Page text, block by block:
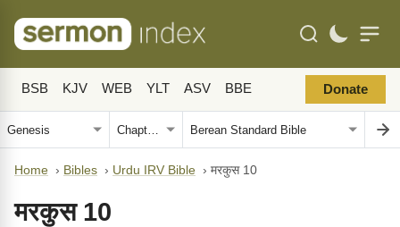
BSB KJV WEB YLT ASV BBE Donate
Home › Bibles › Urdu IRV Bible › मरकुस 10
मरकुस 10